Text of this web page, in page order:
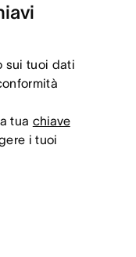
sui tuoi dati
tua chiave
i tuoi